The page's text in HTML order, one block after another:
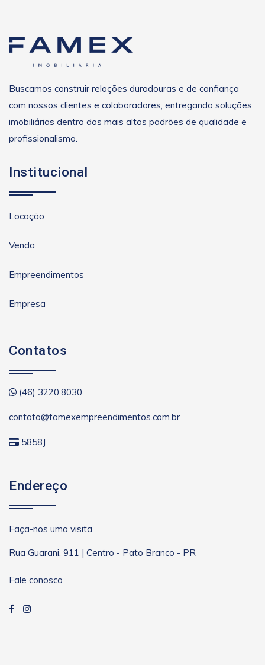
Buscamos construir relações duradouras e de confiança
com nossos clientes e colaboradores, entregando soluções
imobiliárias dentro dos mais altos padrões de qualidade e
profissionalismo.
Institucional
Locação
Venda
Empreendimentos
Empresa
Contatos
(46) 3220.8030
contato@famexempreendimentos.com.br
5858J
Endereço
Faça-nos uma visita
Rua Guarani, 911 | Centro - Pato Branco - PR
Fale conosco